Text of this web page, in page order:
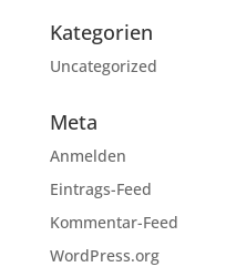
Kategorien
Uncategorized
Meta
Anmelden
Eintrags-Feed
Kommentar-Feed
WordPress.org